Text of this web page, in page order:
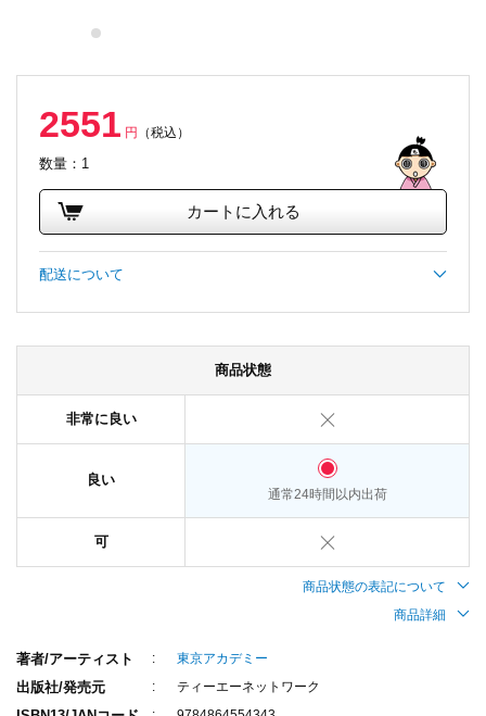
2551 円 （税込）
数量：1
カートに入れる
配送について
商品状態
非常に良い
良い
通常24時間以内出荷
可
商品状態の表記について
商品詳細
著者/アーティスト 東京アカデミー
出版社/発売元 ティーエーネットワーク